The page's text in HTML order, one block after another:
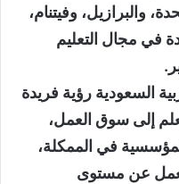
والبرازيل، وفيتنام،
في مجال التعليم
السعودية رؤية فريدة
إلى سوق العمل،
في الممكلة،
عن مستوى